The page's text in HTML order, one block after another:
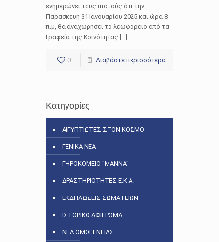
ενημερώνει τους πιστούς ότι την
Παρασκευή 31 Ιανουαρίου 2025 και ώρα 8
π.μ, θα αναχωρήσει το λεωφορείο από τα
Γραφεία της Κοινότητας […]
0 Διαβάστε περισσότερα
Κατηγορίες
ΑΙΓΥΠΤΙΩΤΕΣ ΣΤΟΝ ΚΟΣΜΟ
ΓΕΝΙΚΑ ΝΕΑ
ΓΗΡΟΚΟΜΕΙΟ "ΜΑΝΝΑ"
ΔΡΑΣΤΗΡΙΟΤΗΤΕΣ Ε.Κ.Α.
ΕΚΔΗΛΩΣΕΙΣ ΣΩΜΑΤΕΙΩΝ
ΙΣΤΟΡΙΚΟ ΑΦΙΕΡΩΜΑ
ΝΕΑ ΟΜΟΓΕΝΕΙΑΣ